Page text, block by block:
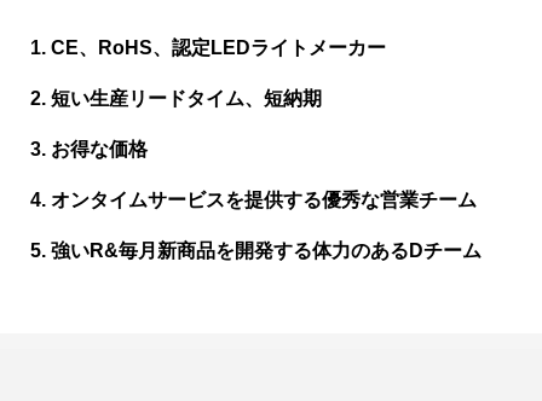
1. CE、RoHS、認定LEDライトメーカー
2. 短い生産リードタイム、短納期
3. お得な価格
4. オンタイムサービスを提供する優秀な営業チーム
5. 強いR&毎月新商品を開発する体力のあるDチーム